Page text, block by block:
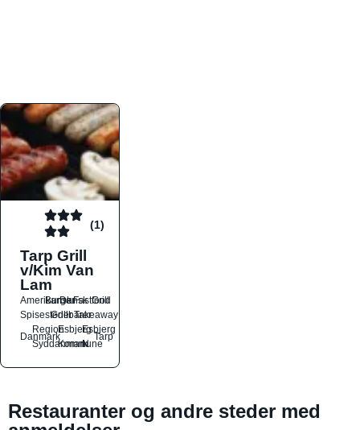
(1)
Tarp Grill
v/Kim Van
Lam
Amerikansk
BurgerDanskFastfood
Grill
SpisestederGrillbarerTakeaway
Danmark
Region
Syddanmark
Esbjerg
Kommune
Esbjerg
N
Tarp
Restauranter og andre steder med